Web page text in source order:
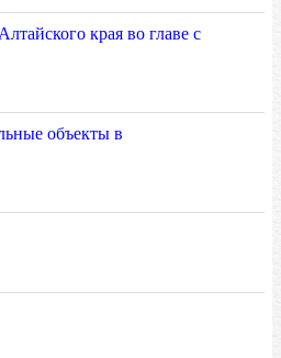
края во главе с
объекты в